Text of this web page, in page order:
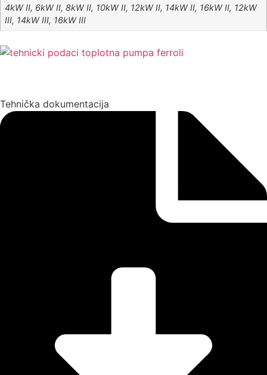
4kW II, 6kW II, 8kW II, 10kW II, 12kW II, 14kW II, 16kW II, 12kW
III, 14kW III, 16kW III
Tehnička dokumentacija